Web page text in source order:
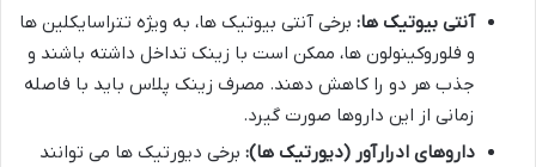
آنتی بیوتیک ها: برخی آنتی بیوتیک ها، به ویژه تتراسایکلین ها
و فلوروکینولون ها، ممکن است با زینک تداخل داشته باشند و
جذب هر دو را کاهش دهند. مصرف زینک پلاس باید با فاصله
زمانی از این داروها صورت گیرد.
داروهای ادرارآور (دیورتیک ها): برخی دیورتیک ها می توانند